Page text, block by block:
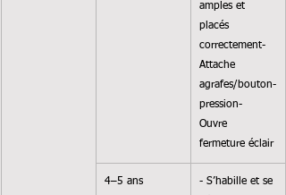
amples et
placés
correctement-
Attache
agrafes/bouton-
pression-
Ouvre
fermeture éclair
4–5 ans
- S’habille et se